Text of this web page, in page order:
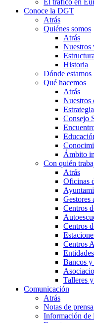
El tráfico en
Conoce la DGT
Atrás
Quiénes somos
Atrás
Nuestros
Historia
Dónde estamos
Qué hacemos
Atrás
Nuestros
Consejo
Ámbito
Con quién
Atrás
Oficinas
Gestores
Centros
Centros
Centros
Bancos y
Talleres
Comunicación
Atrás
Notas de prensa
Información de